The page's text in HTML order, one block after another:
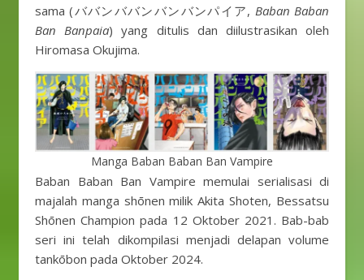
sama (ババンババンバンバンパイア, Baban Baban
Ban Banpaia) yang ditulis dan diilustrasikan oleh
Hiromasa Okujima.
Manga Baban Baban Ban Vampire
Baban Baban Ban Vampire memulai serialisasi di
majalah manga shōnen milik Akita Shoten, Bessatsu
Shōnen Champion pada 12 Oktober 2021. Bab-bab
seri ini telah dikompilasi menjadi delapan volume
tankōbon pada Oktober 2024.